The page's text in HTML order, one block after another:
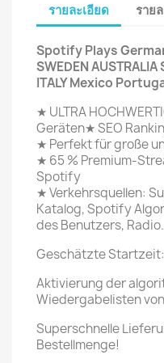
รายละเอียด ราย
Spotify Plays
SWEDEN
ITALY Mexico
★ ULTRA
Geräten★ SEO
★ Perfekt für große
★ 65 % Premium-
Spotify
★ Verkehrsquellen:
Katalog, Spotify
des Benutzers, Radio.
Geschätzte
Aktivierung der
Wiedergabelisten
Superschnelle
Bestellmenge!